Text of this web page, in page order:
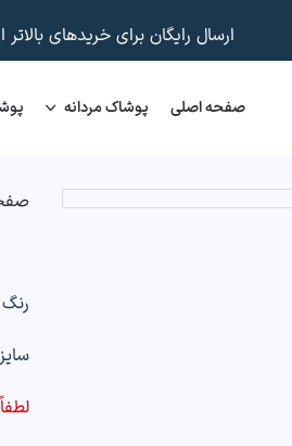
ارسال رایگان برای خریدهای بالاتر
صفحه اصلی پوشاک مردانه